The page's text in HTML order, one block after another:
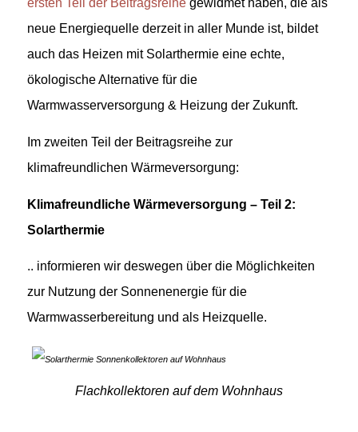
ersten Teil der Beitragsreihegewidmet haben, die als
neue Energiequelle derzeit in aller Munde ist, bildet
auch das Heizen mit Solarthermie eine echte,
ökologische Alternative für die
Warmwasserversorgung & Heizung der Zukunft.
Im zweiten Teil der Beitragsreihe zur
klimafreundlichen Wärmeversorgung:
Klimafreundliche Wärmeversorgung – Teil 2:
Solarthermie
.. informieren wir deswegen über die Möglichkeiten
zur Nutzung der Sonnenenergie für die
Warmwasserbereitung und als Heizquelle.
Flachkollektoren auf dem Wohnhaus